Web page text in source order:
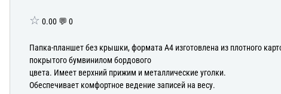
☆ 0.00 💬 0
Папка-планшет без крышки, формата А4 изготовлена из плотного
покрытого бумвинилом бордового
цвета. Имеет верхний прижим и металлические уголки.
Обеспечивает комфортное ведение записей на весу.